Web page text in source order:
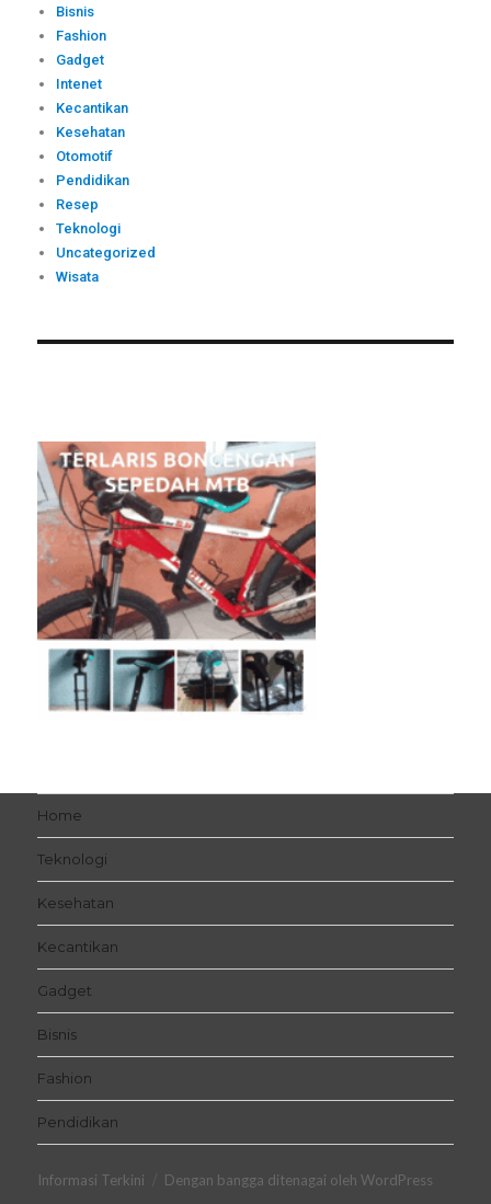
Bisnis
Fashion
Gadget
Intenet
Kecantikan
Kesehatan
Otomotif
Pendidikan
Resep
Teknologi
Uncategorized
Wisata
Home
Teknologi
Kesehatan
Kecantikan
Gadget
Bisnis
Fashion
Pendidikan
Informasi Terkini Dengan bangga ditenagai oleh WordPress